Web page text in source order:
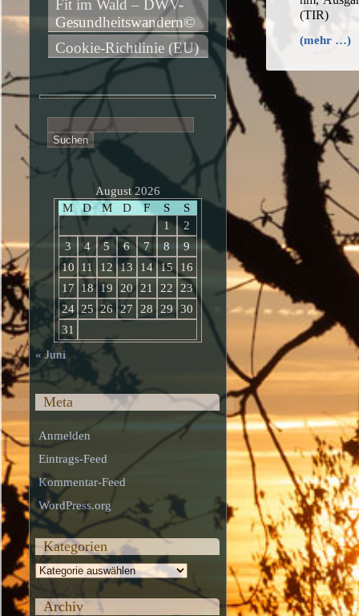
(TIR)
(mehr …)
Fit im Wald – DWV-
Gesundheitswandern©
Cookie-Richtlinie (EU)
nach:
August 2026
M
D M D F S
S
1
2
3
4 5 6 7 8
9
10
11 12 13 14 15
16
17
18 19 20 21 22
23
24 25 26 27 28 29
30
31
« Juni
Meta
Anmelden
Eintrags-Feed
Kommentar-Feed
WordPress.org
Kategorien
Kategorien
Archiv